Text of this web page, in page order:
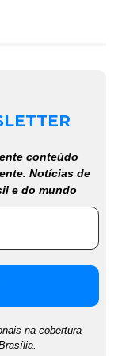
conteúdo
Notícias de
e do mundo
na cobertura